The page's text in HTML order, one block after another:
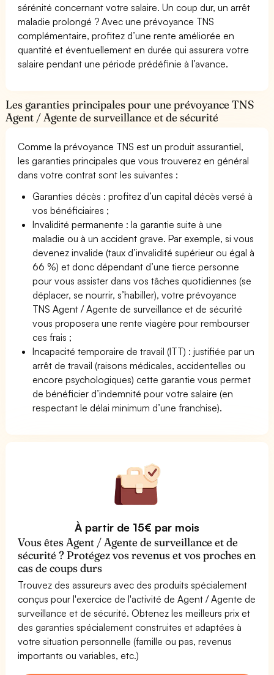
sérénité concernant votre salaire. Un coup dur, un arrêt
maladie prolongé ? Avec une prévoyance TNS
complémentaire, profitez d’une rente améliorée en
quantité et éventuellement en durée qui assurera votre
salaire pendant une période prédéfinie à l’avance.
Les garanties principales pour une prévoyance TNS
Agent / Agente de surveillance et de sécurité
Comme la prévoyance TNS est un produit assurantiel,
les garanties principales que vous trouverez en général
dans votre contrat sont les suivantes :
Garanties décès : profitez d’un capital décès versé à
vos bénéficiaires ;
Invalidité permanente : la garantie suite à une
maladie ou à un accident grave. Par exemple, si vous
devenez invalide (taux d’invalidité supérieur ou égal à
66 %) et donc dépendant d’une tierce personne
pour vous assister dans vos tâches quotidiennes (se
déplacer, se nourrir, s’habiller), votre prévoyance
TNS Agent / Agente de surveillance et de sécurité
vous proposera une rente viagère pour rembourser
ces frais ;
Incapacité temporaire de travail (ITT) : justifiée par un
arrêt de travail (raisons médicales, accidentelles ou
encore psychologiques) cette garantie vous permet
de bénéficier d’indemnité pour votre salaire (en
respectant le délai minimum d’une franchise).
À partir de 15€ par mois
Vous êtes Agent / Agente de surveillance et de
sécurité ? Protégez vos revenus et vos proches en
cas de coups durs
Trouvez des assureurs avec des produits spécialement
conçus pour l'exercice de l'activité de Agent / Agente de
surveillance et de sécurité. Obtenez les meilleurs prix et
des garanties spécialement construites et adaptées à
votre situation personnelle (famille ou pas, revenus
importants ou variables, etc.)